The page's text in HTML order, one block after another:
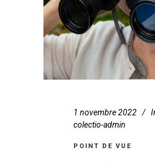
1 novembre 2022
colectio-admin
POINT DE VUE